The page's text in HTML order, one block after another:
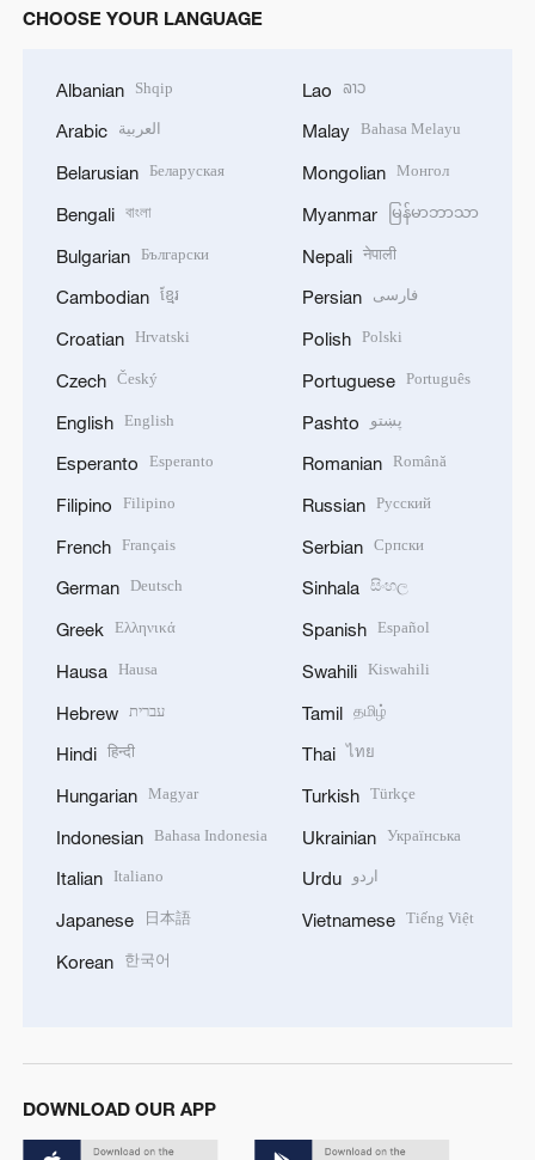
CHOOSE YOUR LANGUAGE
Albanian Shqip
Arabic العربية
Belarusian Беларуская
Bengali বাংলা
Bulgarian Български
Cambodian ខ្មែរ
Croatian Hrvatski
Czech Český
English English
Esperanto Esperanto
Filipino Filipino
French Français
German Deutsch
Greek Ελληνικά
Hausa Hausa
Hebrew עברית
Hindi हिन्दी
Hungarian Magyar
Indonesian Bahasa Indonesia
Italian Italiano
Japanese 日本語
Korean 한국어
Lao ລາວ
Malay Bahasa Melayu
Mongolian Монгол
Myanmar မြန်မာဘာသာ
Nepali नेपाली
Persian فارسی
Polish Polski
Portuguese Português
Pashto پښتو
Romanian Română
Russian Русский
Serbian Српски
Sinhala සිංහල
Spanish Español
Swahili Kiswahili
Tamil தமிழ்
Thai ไทย
Turkish Türkçe
Ukrainian Українська
Urdu اردو
Vietnamese Tiếng Việt
DOWNLOAD OUR APP